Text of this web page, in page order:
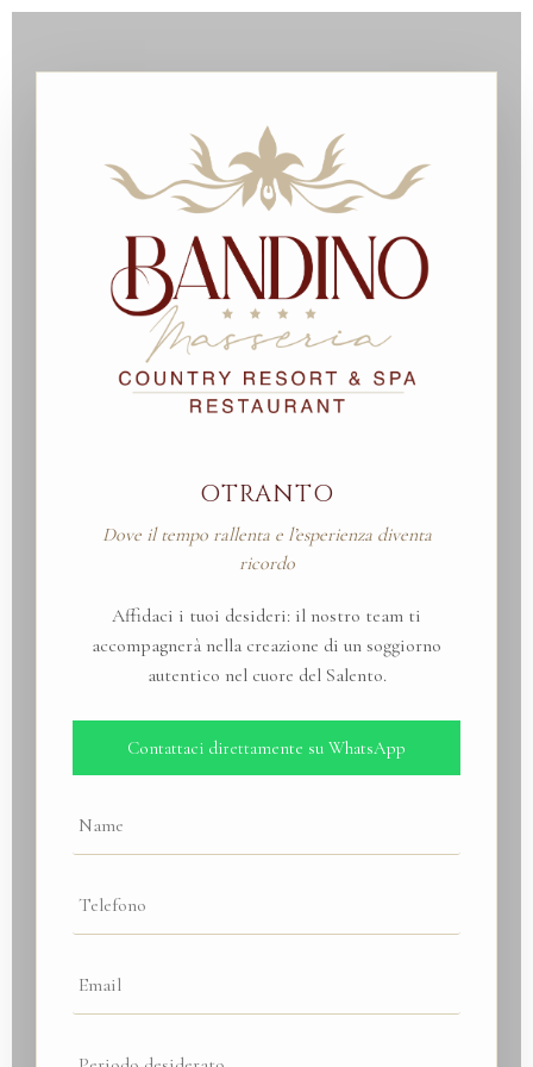
OTRANTO
Dove il tempo rallenta e l’esperienza diventa
ricordo
Affidaci i tuoi desideri: il nostro team ti
accompagnerà nella creazione di un soggiorno
autentico nel cuore del Salento.
Contattaci direttamente su WhatsApp